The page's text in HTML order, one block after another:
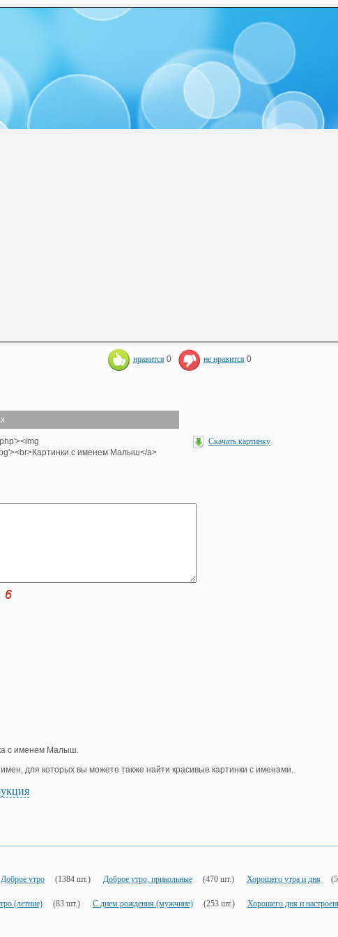
нравится 0 не нравится 0
с именем Малыш</a>
Скачать картинку
с именем Малыш.
для которых вы можете также найти красивые картинки с именами.
Доброе утро (1384 шт.) Доброе утро, прикольные (470 шт.) Хорошего утра и дня
(летние) (83 шт.) С днем рождения (мужчине) (253 шт.) Хорошего дня и